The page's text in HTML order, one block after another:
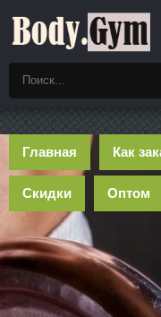
Главная Как
Скидки Оптом